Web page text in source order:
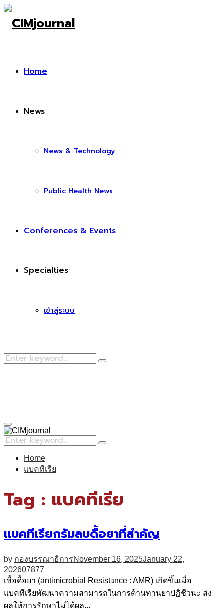
Home
News
News & Technology
Public Health News
Conferences & Events
Specialties
เข้าสู่ระบบ
Search
Search
Primary
Menu
Search
for:
Search
Home
แบคทีเรีย
Tag : แบคทีเรีย
แบคทีเรียกรัมลบดื้อยาที่สำคัญ
by กองบรรณาธิการNovember 16, 2025January 22,
202607877
เชื้อดื้อยา (antimicrobial Resistance : AMR) เกิดขึ้นเมื่อ
แบคทีเรียพัฒนาความสามารถในการต้านทานยาปฏิชีวนะ ส่ง
ผลให้การรักษาไม่ได้ผล...